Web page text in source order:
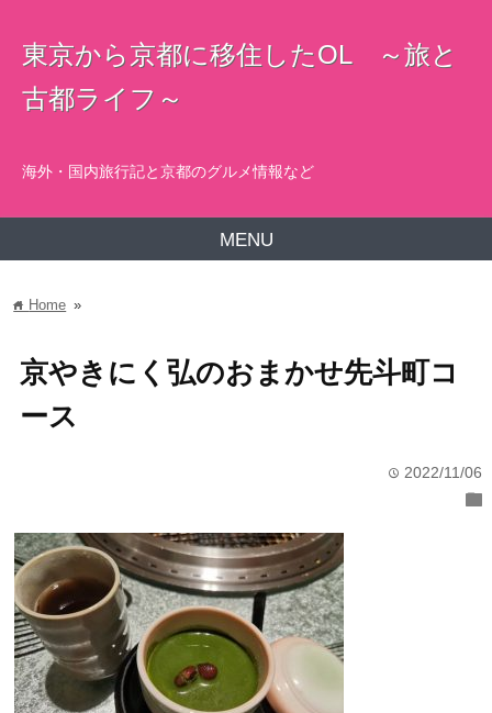
東京から京都に移住したOL ～旅と
古都ライフ～
海外・国内旅行記と京都のグルメ情報など
MENU
home Home »
京やきにく弘のおまかせ先斗町コ
ース
time 2022/11/06
folder